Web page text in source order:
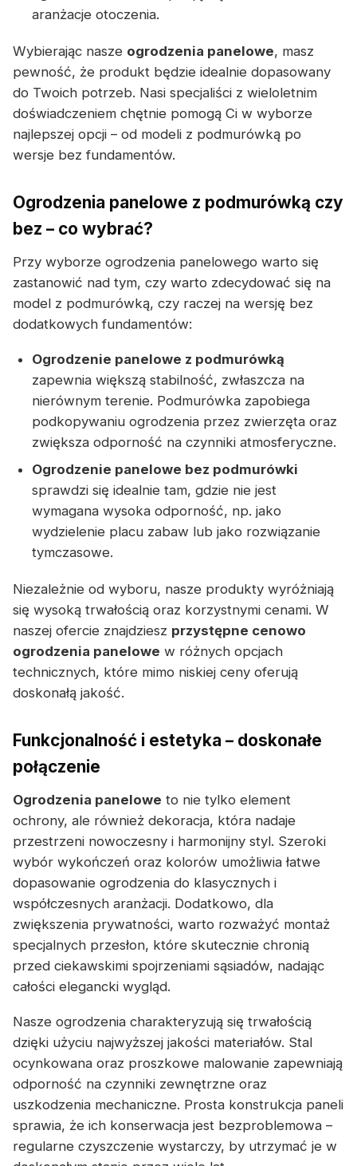
aranżacje otoczenia.
Wybierając nasze ogrodzenia panelowe, masz
pewność, że produkt będzie idealnie dopasowany
do Twoich potrzeb. Nasi specjaliści z wieloletnim
doświadczeniem chętnie pomogą Ci w wyborze
najlepszej opcji – od modeli z podmurówką po
wersje bez fundamentów.
Ogrodzenia panelowe z podmurówką czy
bez – co wybrać?
Przy wyborze ogrodzenia panelowego warto się
zastanowić nad tym, czy warto zdecydować się na
model z podmurówką, czy raczej na wersję bez
dodatkowych fundamentów:
Ogrodzenie panelowe z podmurówką
zapewnia większą stabilność, zwłaszcza na
nierównym terenie. Podmurówka zapobiega
podkopywaniu ogrodzenia przez zwierzęta oraz
zwiększa odporność na czynniki atmosferyczne.
Ogrodzenie panelowe bez podmurówki
sprawdzi się idealnie tam, gdzie nie jest
wymagana wysoka odporność, np. jako
wydzielenie placu zabaw lub jako rozwiązanie
tymczasowe.
Niezależnie od wyboru, nasze produkty wyróżniają
się wysoką trwałością oraz korzystnymi cenami. W
naszej ofercie znajdziesz przystępne cenowo
ogrodzenia panelowe w różnych opcjach
technicznych, które mimo niskiej ceny oferują
doskonałą jakość.
Funkcjonalność i estetyka – doskonałe
połączenie
Ogrodzenia panelowe to nie tylko element
ochrony, ale również dekoracja, która nadaje
przestrzeni nowoczesny i harmonijny styl. Szeroki
wybór wykończeń oraz kolorów umożliwia łatwe
dopasowanie ogrodzenia do klasycznych i
współczesnych aranżacji. Dodatkowo, dla
zwiększenia prywatności, warto rozważyć montaż
specjalnych przesłon, które skutecznie chronią
przed ciekawskimi spojrzeniami sąsiadów, nadając
całości elegancki wygląd.
Nasze ogrodzenia charakteryzują się trwałością
dzięki użyciu najwyższej jakości materiałów. Stal
ocynkowana oraz proszkowe malowanie zapewniają
odporność na czynniki zewnętrzne oraz
uszkodzenia mechaniczne. Prosta konstrukcja paneli
sprawia, że ich konserwacja jest bezproblemowa –
regularne czyszczenie wystarczy, by utrzymać je w